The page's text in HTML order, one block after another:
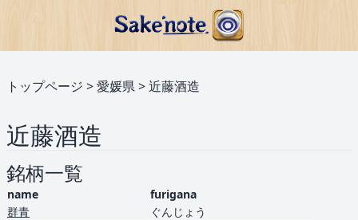
トップページ >愛媛県>近藤酒造
近藤酒造
銘柄一覧
name
furigana
群青
ぐんじょう